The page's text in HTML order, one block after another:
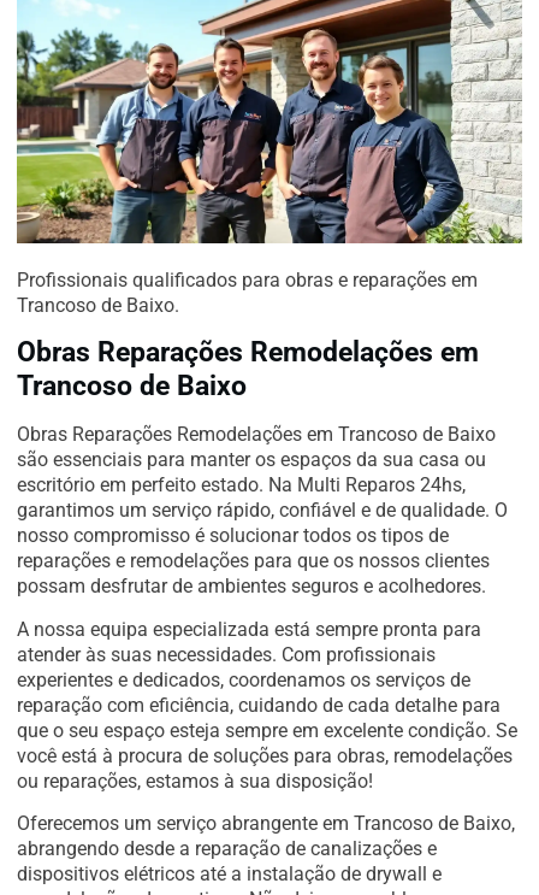
Profissionais qualificados para obras e reparações em
Trancoso de Baixo.
Obras Reparações Remodelações em
Trancoso de Baixo
Obras Reparações Remodelações em Trancoso de Baixo
são essenciais para manter os espaços da sua casa ou
escritório em perfeito estado. Na Multi Reparos 24hs,
garantimos um serviço rápido, confiável e de qualidade. O
nosso compromisso é solucionar todos os tipos de
reparações e remodelações para que os nossos clientes
possam desfrutar de ambientes seguros e acolhedores.
A nossa equipa especializada está sempre pronta para
atender às suas necessidades. Com profissionais
experientes e dedicados, coordenamos os serviços de
reparação com eficiência, cuidando de cada detalhe para
que o seu espaço esteja sempre em excelente condição. Se
você está à procura de soluções para obras, remodelações
ou reparações, estamos à sua disposição!
Oferecemos um serviço abrangente em Trancoso de Baixo,
abrangendo desde a reparação de canalizações e
dispositivos elétricos até a instalação de drywall e